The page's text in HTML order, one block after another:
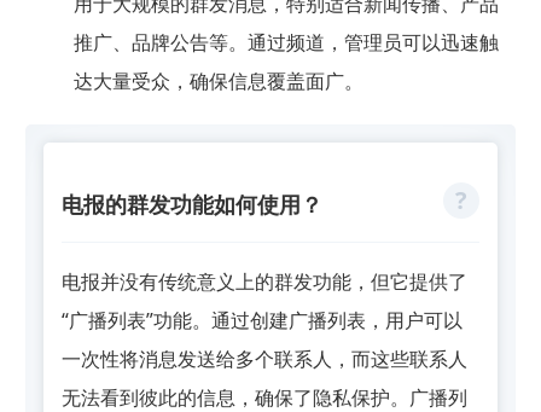
推广、品牌公告等。通过频道，管理员可以迅速触
达大量受众，确保信息覆盖面广。
电报的群发功能如何使用？
电报并没有传统意义上的群发功能，但它提供了
“广播列表”功能。通过创建广播列表，用户可以
一次性将消息发送给多个联系人，而这些联系人
无法看到彼此的信息，确保了隐私保护。广播列